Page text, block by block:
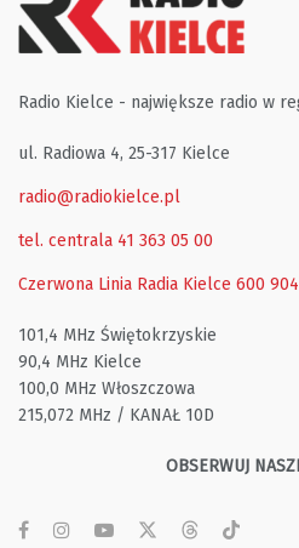
Radio Kielce - największe radio w
ul. Radiowa 4, 25-317 Kielce
radio@radiokielce.pl
tel. centrala 41 363 05 00
Czerwona Linia Radia Kielce 600
101,4 MHz Świętokrzyskie
90,4 MHz Kielce
100,0 MHz Włoszczowa
215,072 MHz / KANAŁ 10D
OBSERWUJ